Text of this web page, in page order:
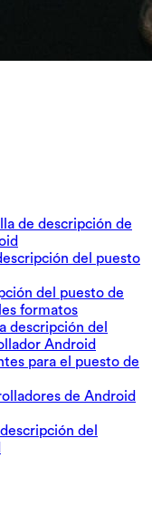
de descripción de
del puesto
del puesto de
formatos
descripción del
Android
para el puesto de
de Android
del